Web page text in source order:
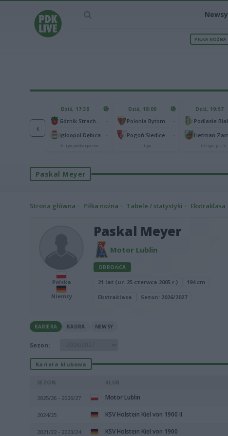
Newsy
PIŁKA NOŻNA
‹
65
25
Dziś, 17:30
Igloopol Dębica
IV liga podkarpacka
Dziś, 18:00
Polonia Bytom
Pogoń Siedlce
I liga
Dziś, 19:57
III liga, gr. IV
Paskal Meyer
Strona główna Piłka nożna Tabele / statystyki Ekstraklasa
Polska
Niemcy
Paskal Meyer
Motor Lublin
OBROŃCA
21 lat (ur. 25 czerwca 2005 r.) 194 cm
Ekstraklasa Sezon: 2026/2027
KARIERA KADRA NEWSY
Sezon:
Kariera klubowa
SEZON KLUB
2025/26 - 2026/27 Motor Lublin
2024/25 KSV Holstein Kiel von 1900 II
2021/22 - 2023/24 KSV Holstein Kiel von 1900